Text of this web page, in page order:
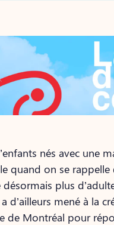
nés avec une
quand on se rappelle
plus
d’ailleurs mené à la
de Montréal pour